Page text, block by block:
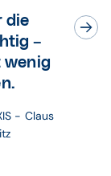
die
–
wenig
- Claus